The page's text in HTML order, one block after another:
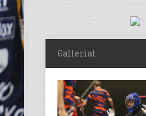
Galleriat